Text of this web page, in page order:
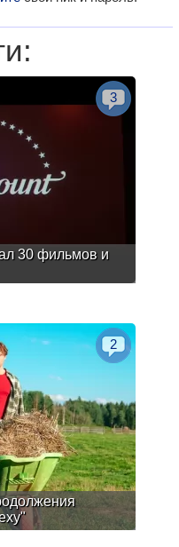
30 фильмов и
3
2